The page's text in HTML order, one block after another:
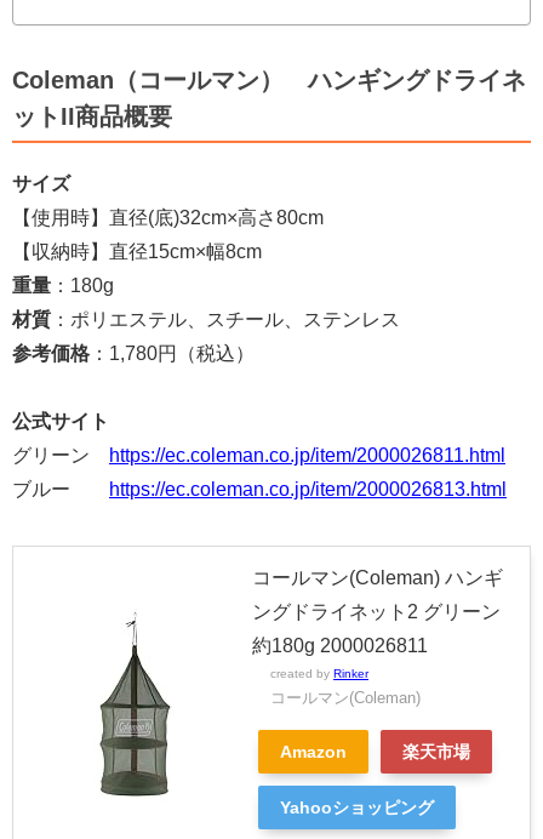
Coleman（コールマン） ハンギングドライネ
ットII商品概要
サイズ
【使用時】直径(底)32cm×高さ80cm
【収納時】直径15cm×幅8cm
重量 ：180g
材質 ：ポリエステル、スチール、ステンレス
参考価格 ：1,780円（税込）
公式サイト
グリーン
https://ec.coleman.co.jp/item/2000026811.html
ブルー
https://ec.coleman.co.jp/item/2000026813.html
コールマン(Coleman) ハンギ
ングドライネット2 グリーン
約180g 2000026811
created by Rinker
コールマン(Coleman)
Amazon 楽天市場
Yahooショッピング